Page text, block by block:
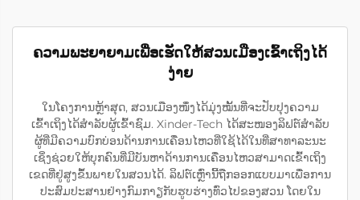
ຄວາມພະຍາຍາມເພື່ອເຮັດໃຫ້ສວນເມືອງເຂົ້າເຖິງໄດ້
ງ່າຍ
ໃນໂຄງການຫຼ້າສຸດ, ສວນເມືອງໜຶ່ງໄດ້ມຸ່ງໝັ້ນທີ່ຈະປັບປຸງຄວາມ
ເຂົ້າເຖິງໄດ້ສຳລັບຜູ້ເຂົ້າຊົມ. Xinder-Tech ໄດ້ສະໜອງລິຟຕ໌ສຳລັບ
ຜູ້ທີ່ມີຄວາມບົກບ່ອນດ້ານການເຄື່ອນໄຫວທີ່ໃຊ້ໄດ້ໃນທີ່ສາທາລະນະ
ເຊິ່ງຊ່ວຍໃຫ້ບຸກຄົນທີ່ມີບັນຫາດ້ານການເຄື່ອນໄຫວສາມາດເຂົ້າເຖິງ
ເຂດທີ່ຢູ່ສູງຂຶ້ນພາຍໃນສວນໄດ້. ລິຟຕ໌ເຫຼົ່ານີ້ຖືກອອກແບບມາເພື່ອການ
ປະສົມປະສານຢ່າງກົມກາຽກັບຮູບຮ່າງທົ່ວໄປຂອງສວນ ໂດຍໃນ